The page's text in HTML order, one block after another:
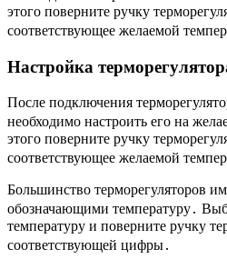
этого поверните ручку
соответствующее желаемой
Настройка
После подключения
необходимо настроить его на
этого поверните ручку
соответствующее желаемой
Большинство терморегуляторов
обозначающими температуру․
температуру и поверните ручку
соответствующей цифры․